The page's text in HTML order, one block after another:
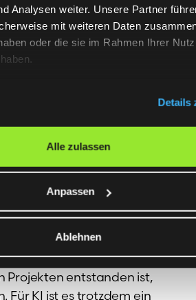
Analysen weiter. Unsere Partner
mit weiteren Daten
oder die sie im Rahmen Ihrer
Details
Alle zulassen
Anpassen
Ablehnen
Dokumentation,
Fehlerprotokollen und
liegen verteilt
E-Mail-Postfächer. Manche
existieren überhaupt
Form – sie sind einfach im
der seit 22 Jahren dabei
Es ist die natürliche
dass Wissen
Projekten entstanden ist,
Für KI ist es trotzdem ein